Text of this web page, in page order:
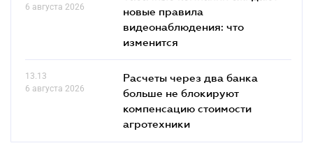
6 августа 2026
новые правила
видеонаблюдения: что
изменится
13.13
6 августа 2026
Расчеты через два банка
больше не блокируют
компенсацию стоимости
агротехники